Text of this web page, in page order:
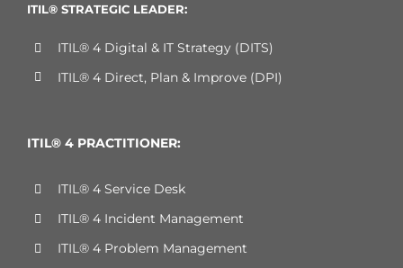
ITIL® STRATEGIC LEADER:
ITIL® 4 Digital & IT Strategy (DITS)
ITIL® 4 Direct, Plan & Improve (DPI)
ITIL® 4 PRACTITIONER:
ITIL® 4 Service Desk
ITIL® 4 Incident Management
ITIL® 4 Problem Management